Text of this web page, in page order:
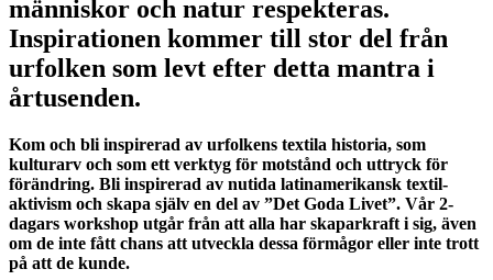
människor och natur respekteras.
Inspirationen kommer till stor del från
urfolken som levt efter detta mantra i
årtusenden.
Kom och bli inspirerad av urfolkens textila historia, som
kulturarv och som ett verktyg för motstånd och uttryck för
förändring. Bli inspirerad av nutida latinamerikansk textil-
aktivism och skapa själv en del av ”Det Goda Livet”. Vår 2-
dagars workshop utgår från att alla har skaparkraft i sig, även
om de inte fått chans att utveckla dessa förmågor eller inte trott
på att de kunde.